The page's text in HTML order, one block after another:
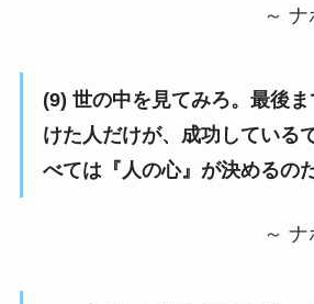
～
(9) 世の中を見てみろ。最後
けた人だけが、成功している
べては『人の心』が決めるの
～